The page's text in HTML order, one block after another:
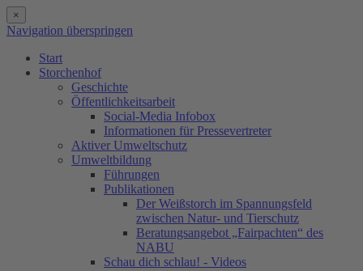
×
Navigation überspringen
Start
Storchenhof
Geschichte
Öffentlichkeitsarbeit
Social-Media Infobox
Informationen für Pressevertreter
Aktiver Umweltschutz
Umweltbildung
Führungen
Publikationen
Der Weißstorch im Spannungsfeld
zwischen Natur- und Tierschutz
Beratungsangebot „Fairpachten“ des
NABU
Schau dich schlau! - Videos